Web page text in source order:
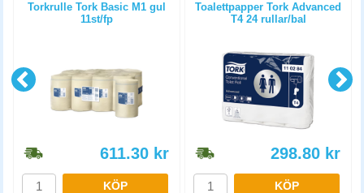
Torkrulle Tork Basic M1 gul
11st/fp
611.30 kr
KÖP
Toalettpapper Tork Advanced
T4 24 rullar/bal
298.80 kr
KÖP